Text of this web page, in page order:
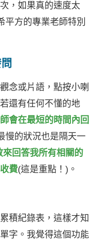
，如果真的速度太
平方的專業老師特別
念或片語，點按小喇
還有任何不懂的地
會在最短的時間內回
慢的狀況也是隔天一
回答我所有相關的
費(這是重點！)。
積紀錄表，這樣才知
字。我覺得這個功能